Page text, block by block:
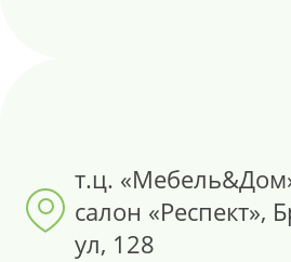
т.ц.
салон «Респект»,
ул, 128